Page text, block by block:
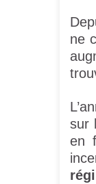
ne
sur
en